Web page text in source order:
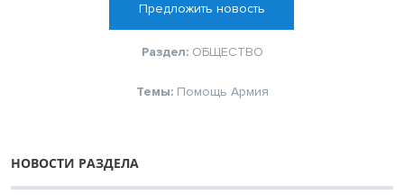
Предложить новость
Раздел: ОБЩЕСТВО
Темы: Помощь Армия
НОВОСТИ РАЗДЕЛА